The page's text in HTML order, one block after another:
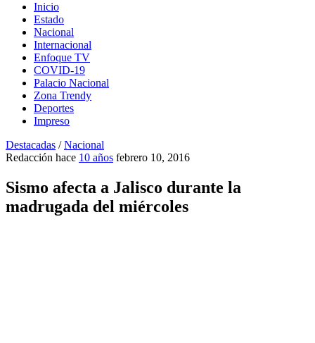
Inicio
Estado
Nacional
Internacional
Enfoque TV
COVID-19
Palacio Nacional
Zona Trendy
Deportes
Impreso
Destacadas /Nacional
Redacción hace 10 años febrero 10, 2016
Sismo afecta a Jalisco durante la
madrugada del miércoles